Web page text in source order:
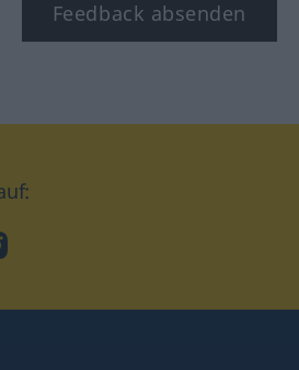
Feedback absenden